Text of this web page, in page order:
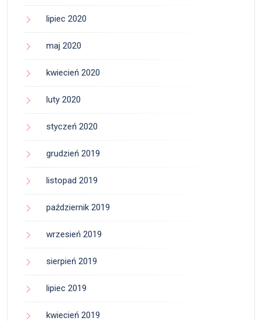
lipiec 2020
maj 2020
kwiecień 2020
luty 2020
styczeń 2020
grudzień 2019
listopad 2019
październik 2019
wrzesień 2019
sierpień 2019
lipiec 2019
kwiecień 2019